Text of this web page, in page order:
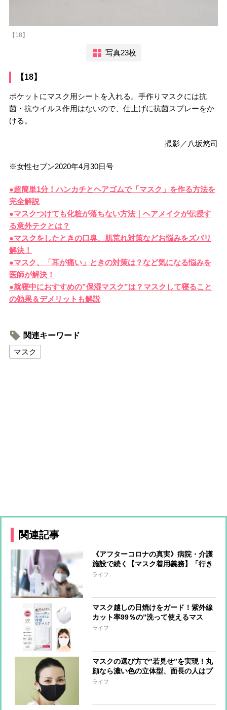
【18】
写真23枚
【18】
ポケットにマスク用シートを入れる。手作りマスクには抗
菌・抗ウイルス作用はないので、仕上げに抗菌スプレーをか
ける。
撮影／八坂悠司
※女性セブン2020年4月30日号
●超簡単1分！ハンカチとヘアゴムで「マスク」を作る方法を
完全解説
●マスクつけても化粧が落ちない方法｜ヘアメイクが伝授す
る意外テクとは？
●マスクをしたときの口臭、肌荒れ対策などお悩みをズバリ
解決！
●マスク、「耳が痛い」ときの対策は？など気になる悩みを
医師が解決！
●就寝中におすすめの”保湿マスク”は？マスクして寝ること
の効果＆デメリットも解説
関連キーワード
マスク
関連記事
《アフターコロナの真実》病院・介護
施設で続く【マスク着用義務】「行き
すぎた感染対策によって生活から大切
ライフ
マスク越しの日焼けをガード！紫外線
カット率99％の”洗って使えるマス
ク”が登場
ライフ
マスクの選び方で”若見せ”を実現！丸
顔なら濃い色の立体型、面長の人はプ
リーツ型を
ライフ